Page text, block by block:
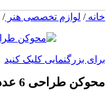
خانه/ لوازم تخصصی هنر/
برای بزرگنمایی کلیک کنید
محوکن طراحی 6 عددی الیزا شماره 5